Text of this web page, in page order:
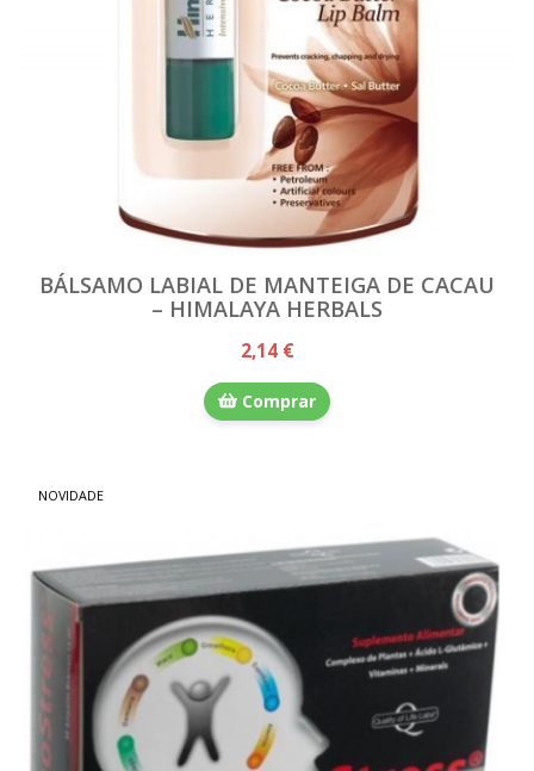
BÁLSAMO LABIAL DE MANTEIGA DE CACAU
– HIMALAYA HERBALS
2,14 €
Comprar
NOVIDADE